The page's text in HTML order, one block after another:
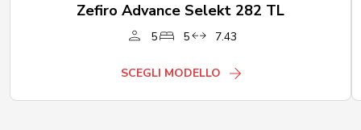
Zefiro Advance Selekt 282 TL
5 5 7.43
SCEGLI MODELLO